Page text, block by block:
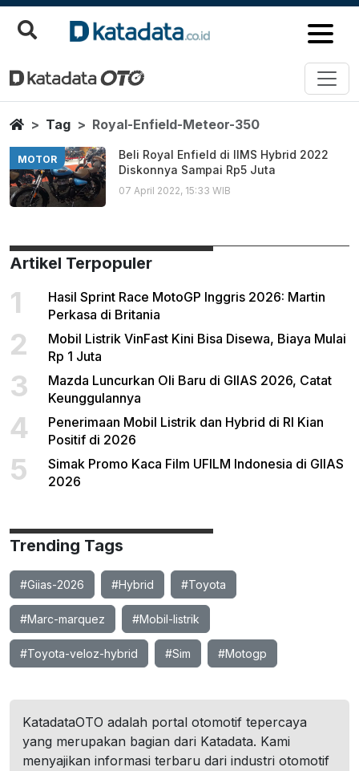
Royal Enfield Meteor 350
Berita Terbaru
HomeTag Royal-Enfield-Meteor-350
MOTOR
Beli Royal Enfield di IIMS Hybrid 2022
Diskonnya Sampai Rp5 Juta
07 April 2022, 15:33 WIB
Artikel Terpopuler
1
Hasil Sprint Race MotoGP Inggris 2026: Martin
Perkasa di Britania
2
Mobil Listrik VinFast Kini Bisa Disewa, Biaya Mulai
Rp 1 Juta
3
Mazda Luncurkan Oli Baru di GIIAS 2026, Catat
Keunggulannya
4
Penerimaan Mobil Listrik dan Hybrid di RI Kian
Positif di 2026
5
Simak Promo Kaca Film UFILM Indonesia di GIIAS
2026
Trending Tags
#Giias-2026 #Hybrid #Toyota
#Marc-marquez #Mobil-listrik
#Toyota-veloz-hybrid #Sim #Motogp
KatadataOTO adalah portal otomotif tepercaya
yang merupakan bagian dari Katadata. Kami
menyajikan informasi terbaru dari industri otomotif